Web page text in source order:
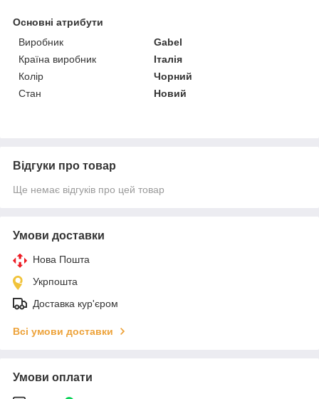
Основні атрибути
Виробник
Gabel
Країна виробник
Італія
Колір
Чорний
Стан
Новий
Відгуки про товар
Ще немає відгуків про цей товар
Умови доставки
Нова Пошта
Укрпошта
Доставка кур'єром
Всі умови доставки
Умови оплати